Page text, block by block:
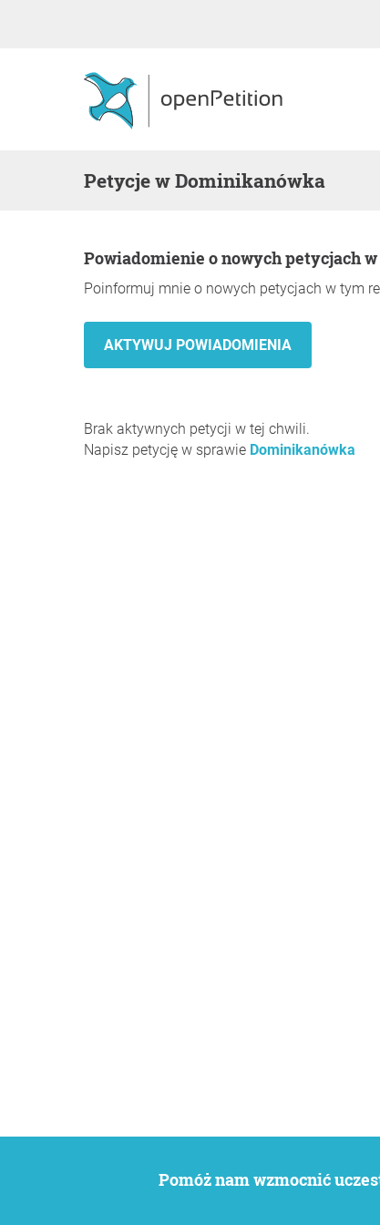
Petycje w Dominikanówka
Powiadomienie o nowych petycjach
Poinformuj mnie o nowych petycjach w tym
Brak aktywnych petycji w tej chwili.
Napisz petycję w sprawie Dominikanówka
Pomóż nam wzmocnić